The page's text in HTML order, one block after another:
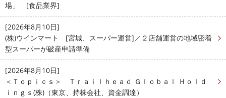
場」 [食品業界]
[2026年8月10日]
(株)ウインマート [宮城、スーパー運営]／２店舗運営の地域密着
型スーパーが破産申請準備
[2026年8月10日]
＜Ｔｏｐｉｃｓ＞ Ｔｒａｉｌｈｅａｄ Ｇｌｏｂａｌ Ｈｏｌｄ
ｉｎｇｓ(株)（東京、持株会社、資金調達）